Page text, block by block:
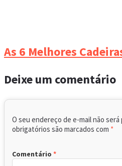
As 6 Melhores
Deixe um comentário
O seu endereço de e-mail não será
obrigatórios são marcados com *
Comentário *